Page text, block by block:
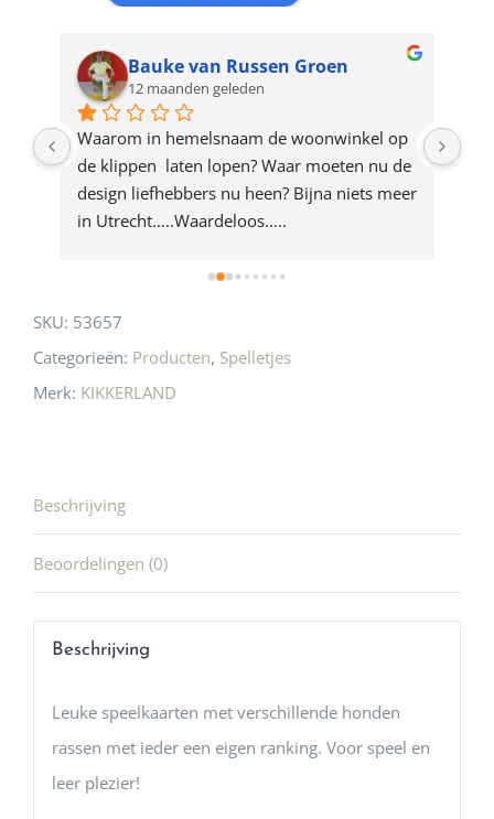
product
Bauke van Russen Groen
12 maanden geleden
Waarom in hemelsnaam de woonwinkel op
de klippen  laten lopen? Waar moeten nu de
design liefhebbers nu heen? Bijna niets meer
in Utrecht…..Waardeloos…..
SKU: 53657
Categorieën: Producten, Spelletjes
Merk: KIKKERLAND
Beschrijving
Beoordelingen (0)
Beschrijving
Leuke speelkaarten met verschillende honden
rassen met ieder een eigen ranking. Voor speel en
leer plezier!